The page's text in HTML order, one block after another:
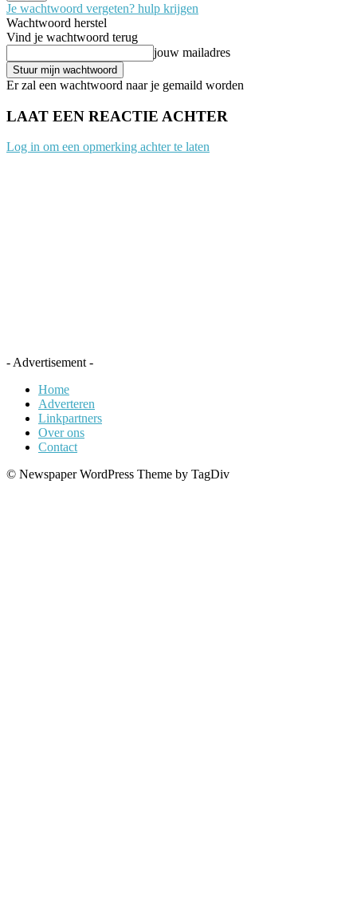
Je wachtwoord vergeten? hulp krijgen
Wachtwoord herstel
Vind je wachtwoord terug
jouw mailadres
Er zal een wachtwoord naar je gemaild worden
LAAT EEN REACTIE ACHTER
Log in om een opmerking achter te laten
- Advertisement -
Home
Adverteren
Linkpartners
Over ons
Contact
© Newspaper WordPress Theme by TagDiv